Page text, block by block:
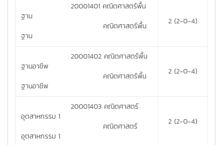
20001401 คณิตศาสตร์พื้น
ฐาน
คณิตศาสตร์พื้น
ฐาน
2 (2-0-4)
20001402 คณิตศาสตร์พื้น
ฐานอาชีพ
คณิตศาสตร์พื้น
ฐานอาชีพ
2 (2-0-4)
20001403 คณิตศาสตร์
อุตสาหกรรม 1
คณิตศาสตร์
อุตสาหกรรม 1
2 (2-0-4)